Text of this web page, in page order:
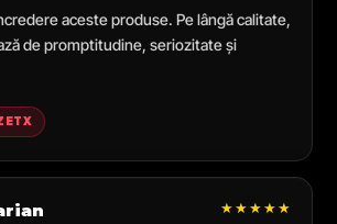
aceste produse. Pe lângă calitate,
de promptitudine, seriozitate și
★★★★★